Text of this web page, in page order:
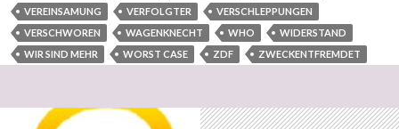
VEREINSAMUNG
VERFOLGTER
VERSCHLEPPUNGEN
VERSCHWOREN
WAGENKNECHT WHO
WIDERSTAND
WIR SIND MEHR
WORST CASE ZDF ZWECKENTFREMDET